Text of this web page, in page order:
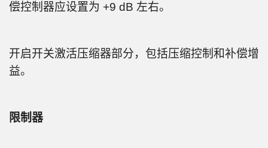
偿控制器应设置为 +9 dB 左右。
开启开关激活压缩器部分，包括压缩控制和补偿增
益。
限制器